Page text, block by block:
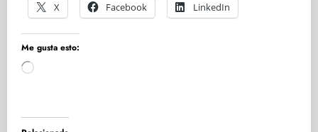
X
Facebook LinkedIn
Me gusta esto:
Cargando...